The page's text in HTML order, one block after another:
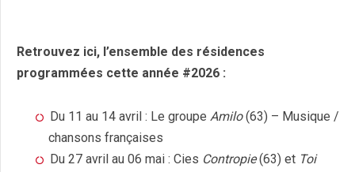
Retrouvez ici, l’ensemble des résidences
programmées cette année #2026 :
Du 11 au 14 avril : Le groupe Amilo(63) – Musique /
chansons françaises
Du 27 avril au 06 mai : Cies Contropie(63) et Toi